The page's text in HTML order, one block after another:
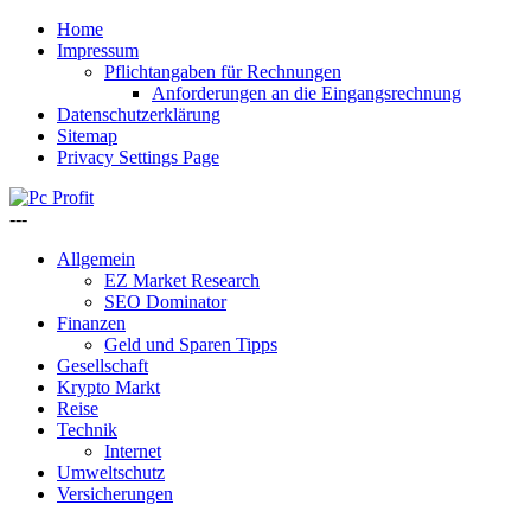
Home
Impressum
Pflichtangaben für Rechnungen
Anforderungen an die Eingangsrechnung
Datenschutzerklärung
Sitemap
Privacy Settings Page
---
Allgemein
EZ Market Research
SEO Dominator
Finanzen
Geld und Sparen Tipps
Gesellschaft
Krypto Markt
Reise
Technik
Internet
Umweltschutz
Versicherungen